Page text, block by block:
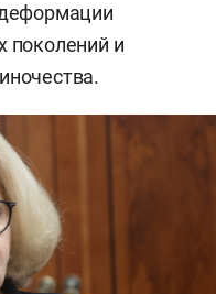
поколений и